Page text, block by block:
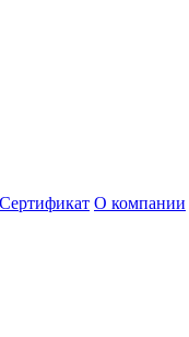
Сертификат О компании